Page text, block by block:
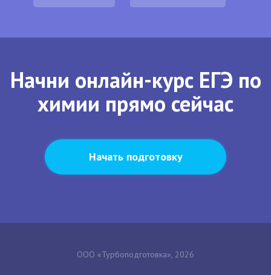
Начни онлайн-курс ЕГЭ по
химии прямо сейчас
Начать подготовку
ООО «Турбоподготовка», 2026